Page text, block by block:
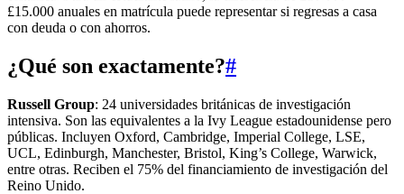
£15.000 anuales en matrícula puede representar si regresas a casa
con deuda o con ahorros.
¿Qué son exactamente?#
Russell Group: 24 universidades británicas de investigación
intensiva. Son las equivalentes a la Ivy League estadounidense pero
públicas. Incluyen Oxford, Cambridge, Imperial College, LSE,
UCL, Edinburgh, Manchester, Bristol, King’s College, Warwick,
entre otras. Reciben el 75% del financiamiento de investigación del
Reino Unido.